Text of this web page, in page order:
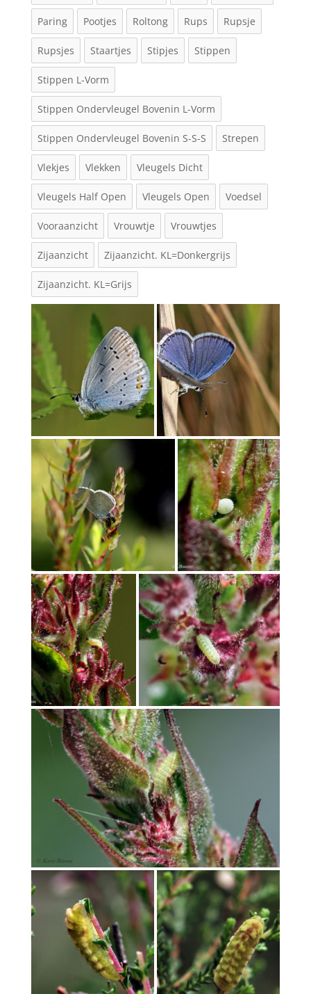
Paring Pootjes Roltong Rups Rupsje
Rupsjes Staartjes Stipjes Stippen
Stippen L-Vorm
Stippen Ondervleugel Bovenin L-Vorm
Stippen Ondervleugel Bovenin S-S-S Strepen
Vlekjes Vlekken Vleugels Dicht
Vleugels Half Open Vleugels Open Voedsel
Vooraanzicht Vrouwtje Vrouwtjes
Zijaanzicht Zijaanzicht. KL=Donkergrijs
Zijaanzicht. KL=Grijs